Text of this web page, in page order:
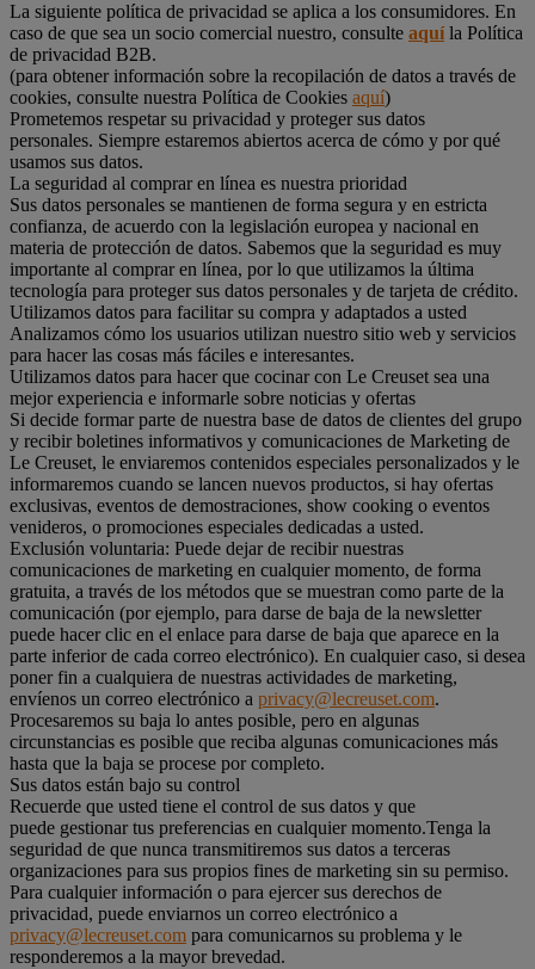
La siguiente política de privacidad se aplica a los consumidores. En
caso de que sea un socio comercial nuestro, consulte aquíla Política
de privacidad B2B.
(para obtener información sobre la recopilación de datos a través de
cookies, consulte nuestra Política de Cookies aquí)
Prometemos respetar su privacidad y proteger sus datos
personales. Siempre estaremos abiertos acerca de cómo y por qué
usamos sus datos.
La seguridad al comprar en línea es nuestra prioridad
Sus datos personales se mantienen de forma segura y en estricta
confianza, de acuerdo con la legislación europea y nacional en
materia de protección de datos. Sabemos que la seguridad es muy
importante al comprar en línea, por lo que utilizamos la última
tecnología para proteger sus datos personales y de tarjeta de crédito.
Utilizamos datos para facilitar su compra y adaptados a usted
Analizamos cómo los usuarios utilizan nuestro sitio web y servicios
para hacer las cosas más fáciles e interesantes.
Utilizamos datos para hacer que cocinar con Le Creuset sea una
mejor experiencia e informarle sobre noticias y ofertas
Si decide formar parte de nuestra base de datos de clientes del grupo
y recibir boletines informativos y comunicaciones de Marketing de
Le Creuset, le enviaremos contenidos especiales personalizados y le
informaremos cuando se lancen nuevos productos, si hay ofertas
exclusivas, eventos de demostraciones, show cooking o eventos
venideros, o promociones especiales dedicadas a usted.
Exclusión voluntaria: Puede dejar de recibir nuestras
comunicaciones de marketing en cualquier momento, de forma
gratuita, a través de los métodos que se muestran como parte de la
comunicación (por ejemplo, para darse de baja de la newsletter
puede hacer clic en el enlace para darse de baja que aparece en la
parte inferior de cada correo electrónico). En cualquier caso, si desea
poner fin a cualquiera de nuestras actividades de marketing,
envíenos un correo electrónico a privacy@lecreuset.com.
Procesaremos su baja lo antes posible, pero en algunas
circunstancias es posible que reciba algunas comunicaciones más
hasta que la baja se procese por completo.
Sus datos están bajo su control
Recuerde que usted tiene el control de sus datos y que
puede gestionar tus preferencias en cualquier momento.Tenga la
seguridad de que nunca transmitiremos sus datos a terceras
organizaciones para sus propios fines de marketing sin su permiso.
Para cualquier información o para ejercer sus derechos de
privacidad, puede enviarnos un correo electrónico a
privacy@lecreuset.com para comunicarnos su problema y le
responderemos a la mayor brevedad.